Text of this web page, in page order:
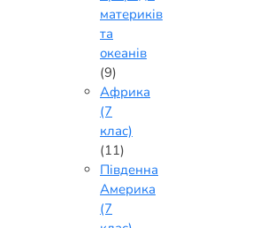
материків
та
океанів
(9)
Африка
(7
клас)
(11)
Південна
Америка
(7